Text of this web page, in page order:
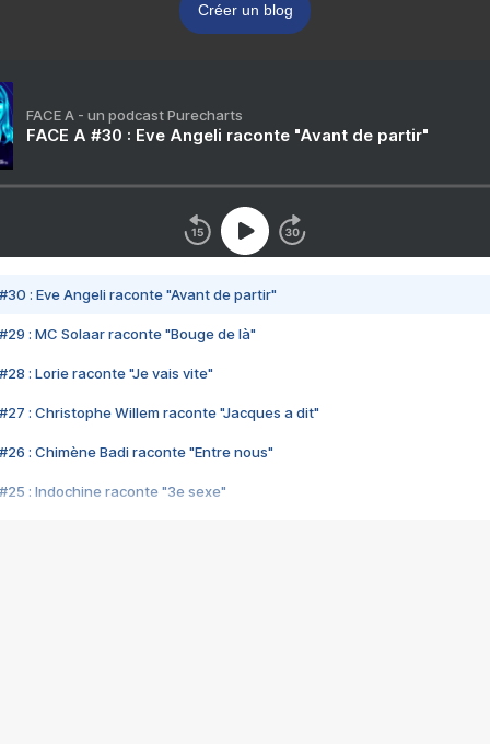
Créer un blog
FACE A - un podcast Purecharts
FACE A #30 : Eve Angeli raconte "Avant de partir"
#30 : Eve Angeli raconte "Avant de partir"
#29 : MC Solaar raconte "Bouge de là"
#28 : Lorie raconte "Je vais vite"
#27 : Christophe Willem raconte "Jacques a dit"
#26 : Chimène Badi raconte "Entre nous"
#25 : Indochine raconte "3e sexe"